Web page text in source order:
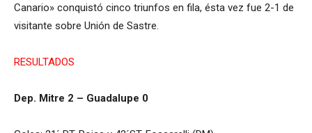
Canario» conquistó cinco triunfos en fila, ésta vez fue 2-1 de
visitante sobre Unión de Sastre.
RESULTADOS
Dep. Mitre 2 – Guadalupe 0